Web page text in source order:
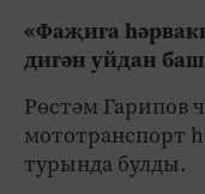
«Фаҗига
дигән уйдан
Рөстәм
мототранспорт
турында булды.